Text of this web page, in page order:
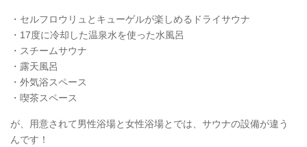
・セルフロウリュとキューゲルが楽しめるドライサウナ
・17度に冷却した温泉水を使った水風呂
・スチームサウナ
・露天風呂
・外気浴スペース
・喫茶スペース
が、用意されて男性浴場と女性浴場とでは、サウナの設備が違う
んです！